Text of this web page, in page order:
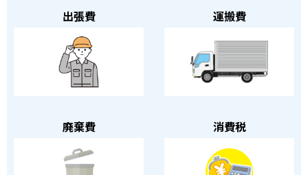
出張費 運搬費
廃棄費 消費税